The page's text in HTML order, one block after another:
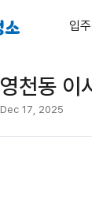
입
영천동 이
Dec 17, 2025